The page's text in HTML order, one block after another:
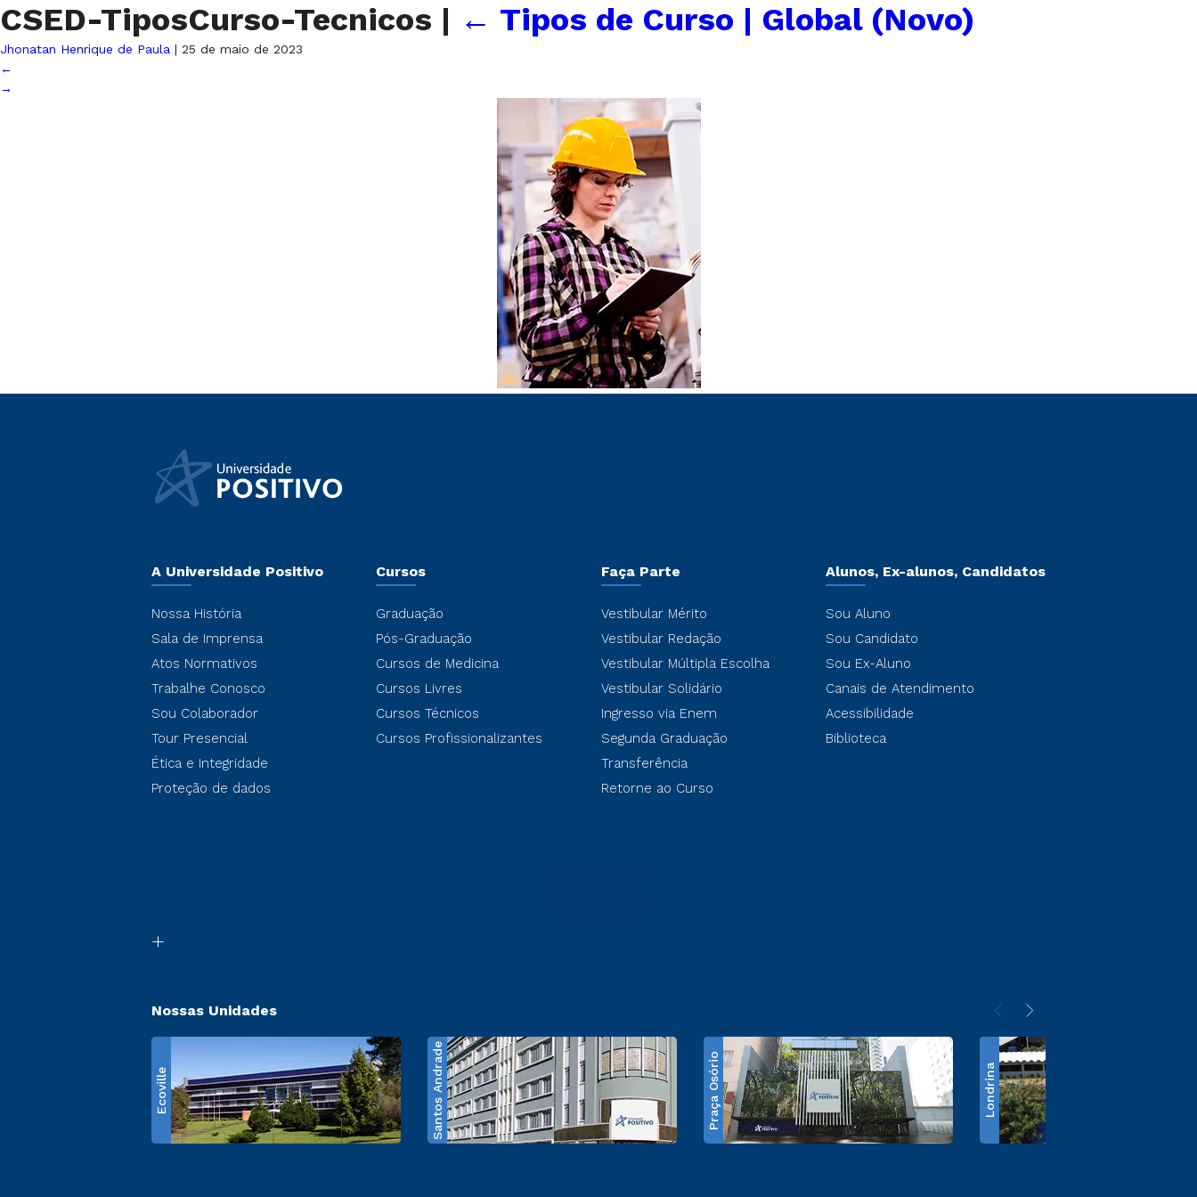
CSED-TiposCurso-Tecnicos | ← Tipos de Curso | Global (Novo)
Jhonatan Henrique de Paula | 25 de maio de 2023
←
→
A Universidade Positivo
Nossa História
Sala de Imprensa
Atos Normativos
Trabalhe Conosco
Sou Colaborador
Tour Presencial
Ética e Integridade
Proteção de dados
Cursos
Graduação
Pós-Graduação
Cursos de Medicina
Cursos Livres
Cursos Técnicos
Cursos Profissionalizantes
Faça Parte
Vestibular Mérito
Vestibular Redação
Vestibular Múltipla Escolha
Vestibular Solidário
Ingresso via Enem
Segunda Graduação
Transferência
Retorne ao Curso
Alunos, Ex-alunos, Candidatos
Sou Aluno
Sou Candidato
Sou Ex-Aluno
Canais de Atendimento
Acessibilidade
Biblioteca
Nossas Unidades
Ecoville Santos Andrade Praça Osório Londrina